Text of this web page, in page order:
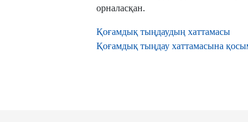
орналасқан.
Қоғамдық тыңдаудың хаттамасы
Қоғамдық тыңдау хаттамасына